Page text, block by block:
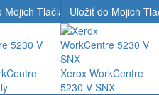
Mojich TlačiarníUložiť do Mojich
Xerox WorkCentre
5230 V SNX